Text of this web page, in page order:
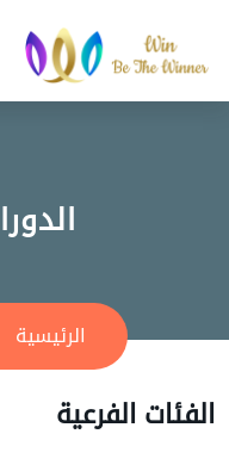
الرئيسية
الفئات الفرعية